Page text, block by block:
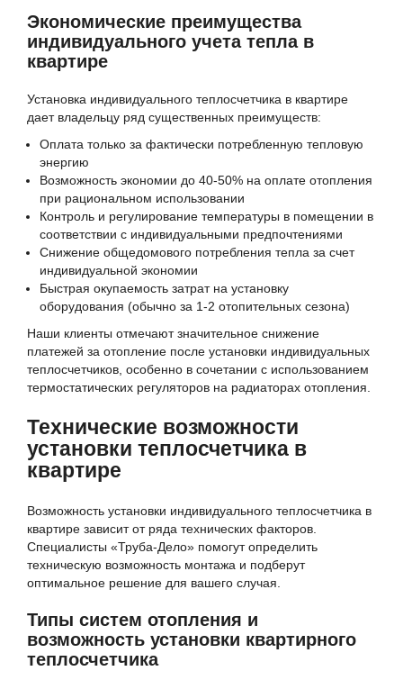
Экономические преимущества
индивидуального учета тепла в
квартире
Установка индивидуального теплосчетчика в квартире
дает владельцу ряд существенных преимуществ:
Оплата только за фактически потребленную тепловую
энергию
Возможность экономии до 40-50% на оплате отопления
при рациональном использовании
Контроль и регулирование температуры в помещении в
соответствии с индивидуальными предпочтениями
Снижение общедомового потребления тепла за счет
индивидуальной экономии
Быстрая окупаемость затрат на установку
оборудования (обычно за 1-2 отопительных сезона)
Наши клиенты отмечают значительное снижение
платежей за отопление после установки индивидуальных
теплосчетчиков, особенно в сочетании с использованием
термостатических регуляторов на радиаторах отопления.
Технические возможности
установки теплосчетчика в
квартире
Возможность установки индивидуального теплосчетчика в
квартире зависит от ряда технических факторов.
Специалисты «Труба-Дело» помогут определить
техническую возможность монтажа и подберут
оптимальное решение для вашего случая.
Типы систем отопления и
возможность установки квартирного
теплосчетчика